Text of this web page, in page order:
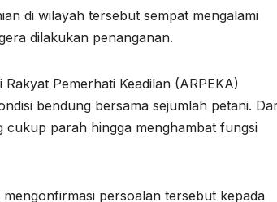
di wilayah tersebut sempat mengalami
dilakukan penanganan.
Pemerhati Keadilan (ARPEKA)
bendung bersama sejumlah petani.
cukup parah hingga menghambat fungsi
persoalan tersebut kepada